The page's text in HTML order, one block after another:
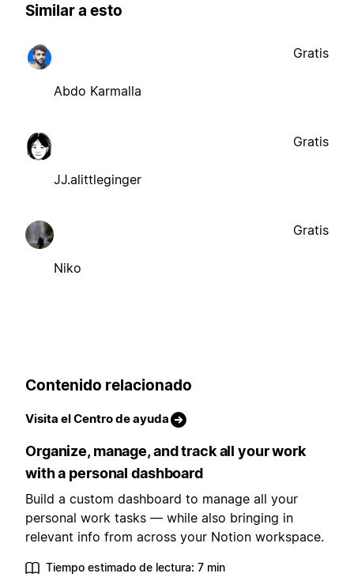
Similar a esto
Abdo Karmalla
Gratis
JJ.alittleginger
Gratis
Niko
Gratis
Contenido relacionado
Visita el Centro de ayuda
Organize, manage, and track all your work
with a personal dashboard
Build a custom dashboard to manage all your
personal work tasks — while also bringing in
relevant info from across your Notion workspace.
Tiempo estimado de lectura: 7 min